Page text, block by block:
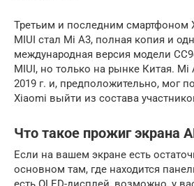
Третьим и последним смартфоном
MIUI стал Mi A3, полная копия и
международная версия модели
MIUI, но только на рынке Китая.
2019 г. и, предположительно, мог
Xiaomi выйти из состава
Что такое прожиг экрана
Если на вашем экране есть
основном там, где находится